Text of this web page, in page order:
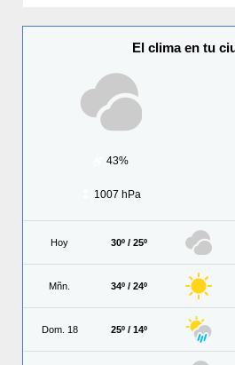
El clima en tu
43%
1007 hPa
Hoy 30º / 25º
Mñn. 34º / 24º
Dom. 18 25º / 14º